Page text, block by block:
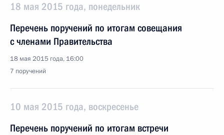
18 мая 2015 года, понедельник
Перечень поручений по итогам совещания
с членами Правительства
18 мая 2015 года, 16:00
7 поручений
10 мая 2015 года, воскресенье
Перечень поручений по итогам встречи